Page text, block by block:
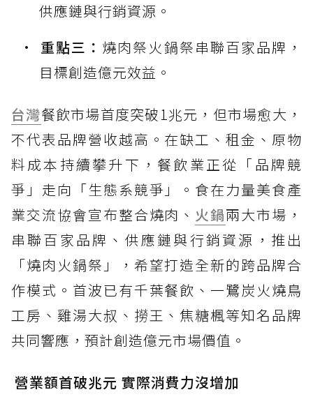
供應鏈與行銷資源。
重點三： 燒肉祭火鍋祭串聯百家品牌，
目標創造億元效益。
台灣餐飲市場首度突破1兆元，但市場愈大，
不代表品牌營收越高。在缺工、租金、原物
料成本持續攀升下，餐飲業正從「品牌競
爭」走向「生態系競爭」。食在力量美食產
業交流協會宣布整合燒肉、 火鍋兩大市場，
串聯百家品牌、供應鏈與行銷資源，推出
「燒肉火鍋祭」，希望打造全新的跨品牌合
作模式。首波已有千葉餐飲、一鷺炭火燒鳥
工房、雞湯大叔、撈王、焦糖楓等知名品牌
共同響應，預計創造億元市場價值。
營業額首破兆元 實際消費力沒增加